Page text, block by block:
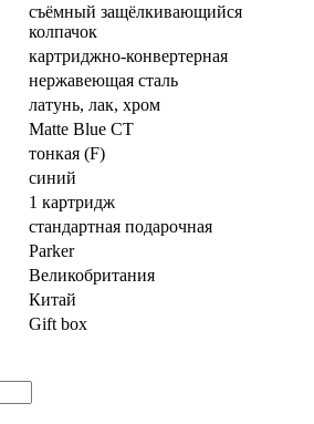
съёмный защёлкивающийся
колпачок
картриджно-конвертерная
нержавеющая сталь
латунь, лак, хром
Matte Blue CT
тонкая (F)
синий
1 картридж
стандартная подарочная
Parker
Великобритания
Китай
Gift box